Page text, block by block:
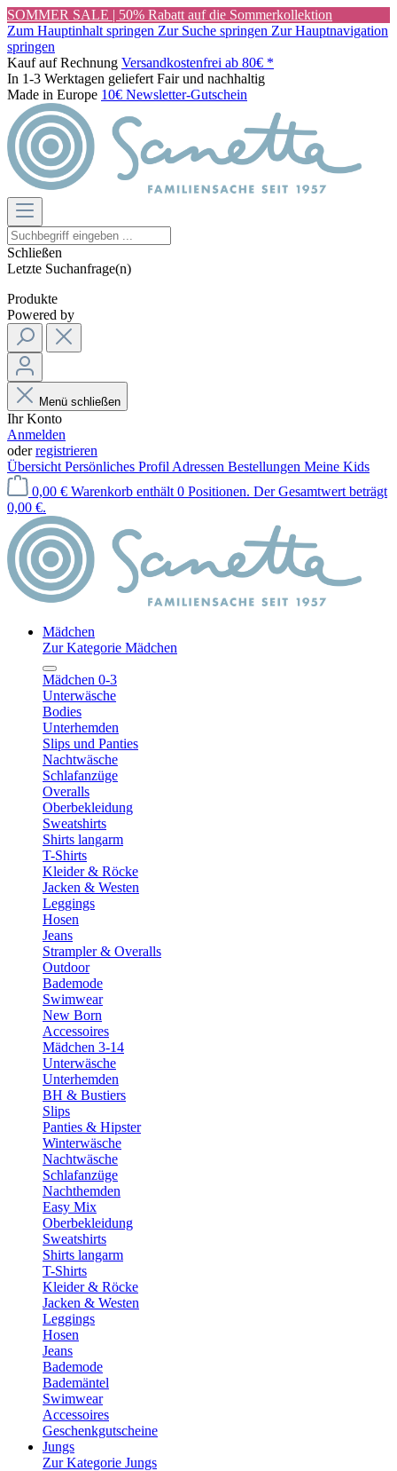
SOMMER SALE | 50% Rabatt auf die Sommerkollektion
Zum Hauptinhalt springen Zur Suche springen Zur Hauptnavigation
springen
Kauf auf Rechnung Versandkostenfrei ab 80€ *
In 1-3 Werktagen geliefert Fair und nachhaltig
Made in Europe 10€ Newsletter-Gutschein
Schließen
Letzte Suchanfrage(n)
Produkte
Powered by
Menü schließen
Ihr Konto
Anmelden
oderregistrieren
Übersicht Persönliches Profil Adressen Bestellungen Meine Kids
0,00 € Warenkorb enthält 0 Positionen. Der Gesamtwert beträgt
0,00 €.
Mädchen
Zur Kategorie Mädchen
Mädchen 0-3
Unterwäsche
Bodies
Unterhemden
Slips und Panties
Nachtwäsche
Schlafanzüge
Overalls
Oberbekleidung
Sweatshirts
Shirts langarm
T-Shirts
Kleider & Röcke
Jacken & Westen
Leggings
Hosen
Jeans
Strampler & Overalls
Outdoor
Bademode
Swimwear
New Born
Accessoires
Mädchen 3-14
Unterwäsche
Unterhemden
BH & Bustiers
Slips
Panties & Hipster
Winterwäsche
Nachtwäsche
Schlafanzüge
Nachthemden
Easy Mix
Oberbekleidung
Sweatshirts
Shirts langarm
T-Shirts
Kleider & Röcke
Jacken & Westen
Leggings
Hosen
Jeans
Bademode
Bademäntel
Swimwear
Accessoires
Geschenkgutscheine
Jungs
Zur Kategorie Jungs